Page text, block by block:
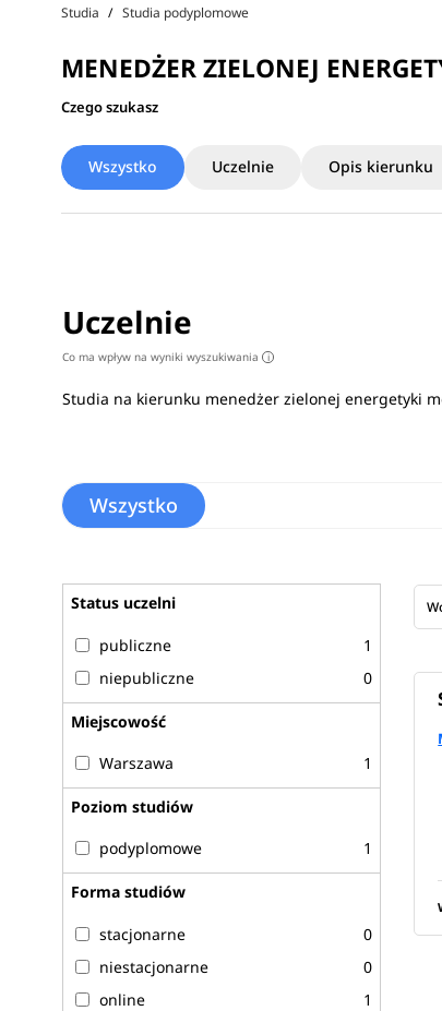
Studia Studia podyplomowe
MENEDŻER ZIELONEJ
Czego szukasz
Wszystko Uczelnie Opis kierunku
Uczelnie
Co ma wpływ na wyniki wyszukiwania i
Studia na kierunku menedżer zielonej energetyki
Wszystko
Status uczelni
publiczne
1
niepubliczne
0
Miejscowość
Warszawa 1
Poziom studiów
podyplomowe 1
Forma studiów
stacjonarne
0
niestacjonarne
0
online
1